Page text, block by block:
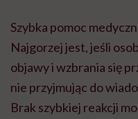
Szybka pomoc
Najgorzej jest, jeśli
objawy i wzbrania się
nie przyjmując do
Brak szybkiej reakcji mo